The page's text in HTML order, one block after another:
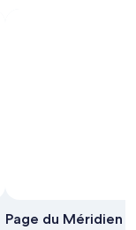
Page du Méridien